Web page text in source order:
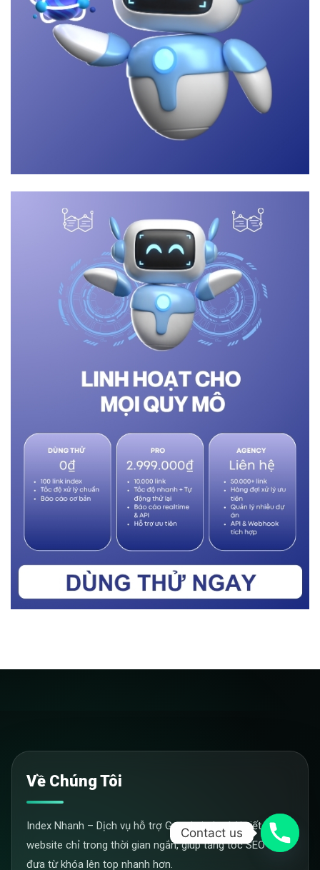
Về Chúng Tôi
Index Nhanh – Dịch vụ hỗ trợ Google index bài viết,
website chỉ trong thời gian ngắn, giúp tăng tốc SEO và
đưa từ khóa lên top nhanh hơn.
Contact us